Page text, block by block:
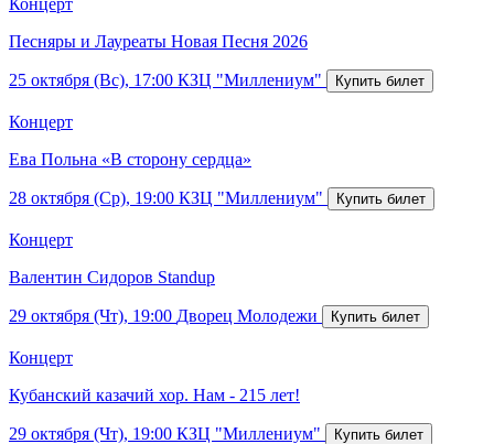
Песняры и Лауреаты Новая Песня 2026
25 октября (Вс), 17:00 КЗЦ "Миллениум"
Концерт
Ева Польна «В сторону сердца»
28 октября (Ср), 19:00 КЗЦ "Миллениум"
Концерт
Валентин Сидоров Standup
29 октября (Чт), 19:00 Дворец Молодежи
Концерт
Кубанский казачий хор. Нам - 215 лет!
29 октября (Чт), 19:00 КЗЦ "Миллениум"